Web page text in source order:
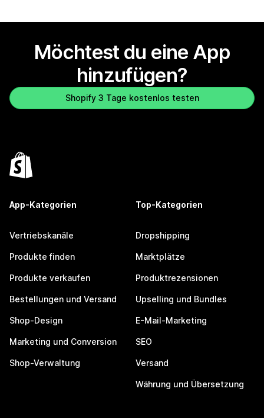
Möchtest du eine App
hinzufügen?
Shopify 3 Tage kostenlos testen
App-Kategorien
Vertriebskanäle
Produkte finden
Produkte verkaufen
Bestellungen und Versand
Shop-Design
Marketing und Conversion
Shop-Verwaltung
Top-Kategorien
Dropshipping
Marktplätze
Produktrezensionen
Upselling und Bundles
E-Mail-Marketing
SEO
Versand
Währung und Übersetzung